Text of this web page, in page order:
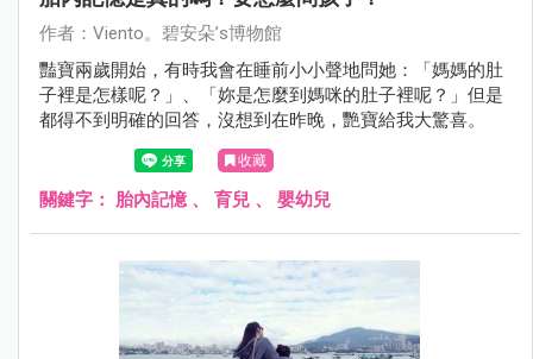
作者：Viento。碧安朵’s博物館
豔寶兩歲開始，有時我會在睡前小小聲地問她：「媽媽的肚
子裡是怎樣呢？」、「妳是怎麼到媽咪的肚子裡呢？」但是
都得不到明確的回答，沒想到在昨晚，艷寶給我大驚喜。
收藏
關鍵字： 胎內記憶 、 育兒 、 嬰幼兒